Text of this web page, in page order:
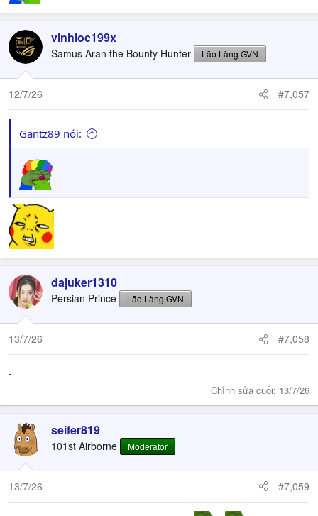
vinhloc199x
Samus Aran the Bounty Hunter Lão Làng GVN
12/7/26 #7,057
Gantz89 nói:
dajuker1310
Persian Prince Lão Làng GVN
13/7/26 #7,058
.
Chỉnh sửa cuối: 13/7/26
seifer819
101st Airborne Moderator
13/7/26 #7,059